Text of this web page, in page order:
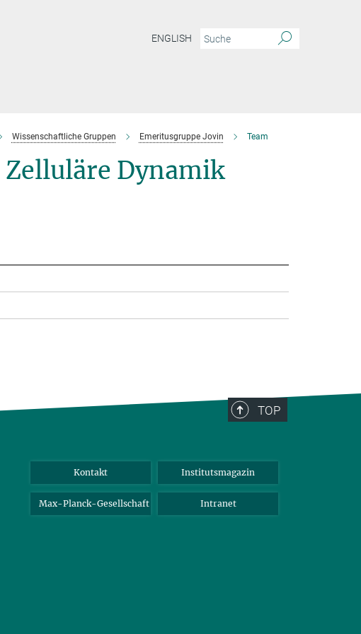
ENGLISH
Wissenschaftliche Gruppen Emeritusgruppe Jovin Team
Dynamik
TOP
Kontakt Institutsmagazin
Max-Planck-Gesellschaft Intranet